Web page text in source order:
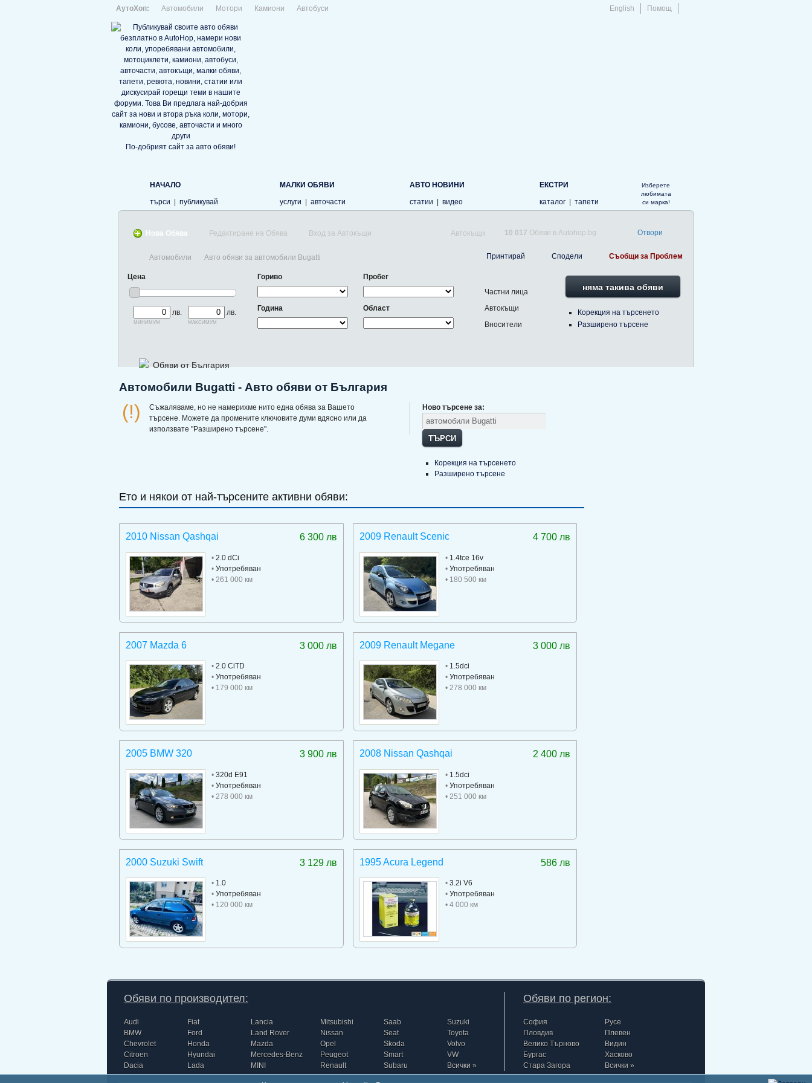
English Помощ
АутоХоп: Автомобили Мотори Камиони Автобуси
По-добрият сайт за авто обяви!
НАЧАЛО
търси
публикувай
МАЛКИ ОБЯВИ
услуги
авточасти
АВТО НОВИНИ
статии
видео
ЕКСТРИ
каталог
тапети
Изберете
любимата
си марка!
Нова Обява Редактиране на Обява Вход за Автокъщи Автокъщи 10 017 Обяви в Autohop.bg Отвори
Принтирай Сподели Съобщи за Проблем
Автомобили Авто обяви за автомобили Bugatti
Цена
лв.
минимум
лв.
максимум
Гориво
Година
Пробег
Област
Частни лица
Автокъщи
Вносители
няма такива обяви
Корекция на търсенето
Разширено търсене
Обяви от България
Автомобили Bugatti - Авто обяви от България
(!)
Съжаляваме, но не намерихме нито една обява за Вашето
търсене. Можете да промените ключовите думи вдясно или да
използвате "Разширено търсене".
Ново търсене за:
ТЪРСИ
Корекция на търсенето
Разширено търсене
Ето и някои от най-търсените активни обяви:
6 300 лв
2010 Nissan Qashqai
• 2.0 dCi
• Употребяван
• 261 000 км
4 700 лв
2009 Renault Scenic
•1.4tce 16v
•Употребяван
• 180 500 км
3 000 лв
2007 Mazda 6
• 2.0 CiTD
• Употребяван
• 179 000 км
3 000 лв
2009 Renault Megane
•1.5dci
•Употребяван
• 278 000 км
3 900 лв
2005 BMW 320
• 320d E91
• Употребяван
• 278 000 км
2 400 лв
2008 Nissan Qashqai
•1.5dci
•Употребяван
• 251 000 км
3 129 лв
2000 Suzuki Swift
• 1.0
• Употребяван
• 120 000 км
586 лв
1995 Acura Legend
•3.2i V6
•Употребяван
• 4 000 км
Обяви по производител:
Audi
BMW
Chevrolet
Citroen
Dacia
Fiat
Ford
Honda
Hyundai
Lada
Lancia
Land Rover
Mazda
Mercedes-Benz
MINI
Mitsubishi
Nissan
Opel
Peugeot
Renault
Saab
Seat
Skoda
Smart
Subaru
Suzuki
Toyota
Volvo
VW
Всички »
Обяви по регион:
София
Пловдив
Велико Търново
Бургас
Стара Загора
Русе
Плевен
Видин
Хасково
Всички »